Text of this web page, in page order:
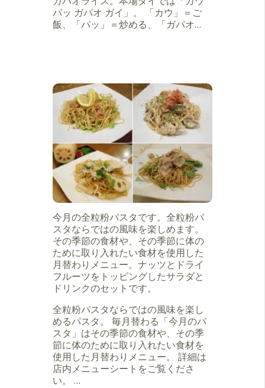
パッ ガパオ ガイ」。 「カウ」＝ご
飯、「パッ」＝炒める、「ガパオ…
今月の全粒粉パスタです。全粒粉パ
スタならではの風味を楽しめます。
その季節の食材や、その季節に体の
ために取り入れたい食材を使用した
月替わりメニュー。ナッツとドライ
フルーツをトッピングしたサラダと
ドリンクのセットです。
全粒粉パスタならではの風味を楽し
めるパスタ。 毎月替わる「今月のパ
スタ」はその季節の食材や、その季
節に体のために取り入れたい食材を
使用した月替わりメニュー。 詳細は
店内メニューシートをご覧くださ
い。 …